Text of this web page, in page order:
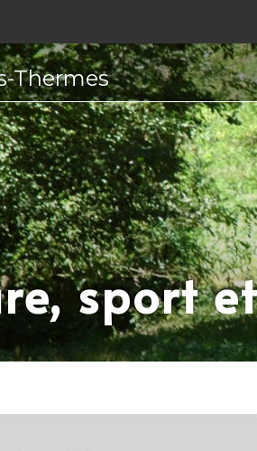
Thermes
sport